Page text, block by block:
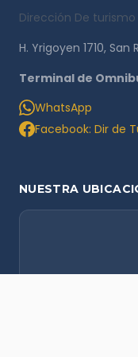
Dirección De turismo
H. Yrigoyen 1710,
Terminal de
WhatsApp
Facebook: Dir de
NUESTRA